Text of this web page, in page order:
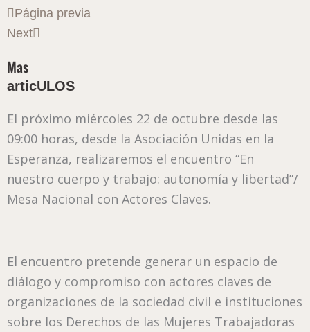
Ant
Página previa
Next
Siguiente
Mas
articULOS
El próximo miércoles 22 de octubre desde las
09:00 horas, desde la Asociación Unidas en la
Esperanza, realizaremos el encuentro “En
nuestro cuerpo y trabajo: autonomía y libertad”/
Mesa Nacional con Actores Claves.
El encuentro pretende generar un espacio de
diálogo y compromiso con actores claves de
organizaciones de la sociedad civil e instituciones
sobre los Derechos de las Mujeres Trabajadoras